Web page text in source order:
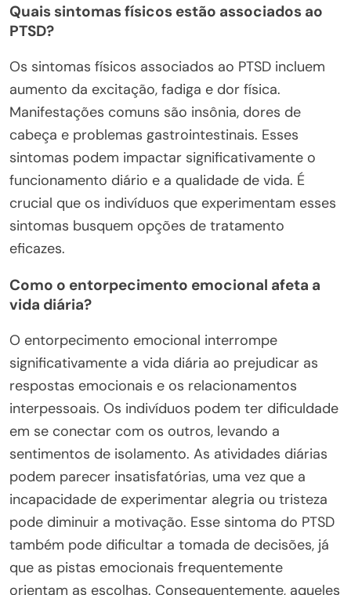
Quais sintomas físicos estão associados ao
PTSD?
Os sintomas físicos associados ao PTSD incluem
aumento da excitação, fadiga e dor física.
Manifestações comuns são insônia, dores de
cabeça e problemas gastrointestinais. Esses
sintomas podem impactar significativamente o
funcionamento diário e a qualidade de vida. É
crucial que os indivíduos que experimentam esses
sintomas busquem opções de tratamento
eficazes.
Como o entorpecimento emocional afeta a
vida diária?
O entorpecimento emocional interrompe
significativamente a vida diária ao prejudicar as
respostas emocionais e os relacionamentos
interpessoais. Os indivíduos podem ter dificuldade
em se conectar com os outros, levando a
sentimentos de isolamento. As atividades diárias
podem parecer insatisfatórias, uma vez que a
incapacidade de experimentar alegria ou tristeza
pode diminuir a motivação. Esse sintoma do PTSD
também pode dificultar a tomada de decisões, já
que as pistas emocionais frequentemente
orientam as escolhas. Consequentemente, aqueles